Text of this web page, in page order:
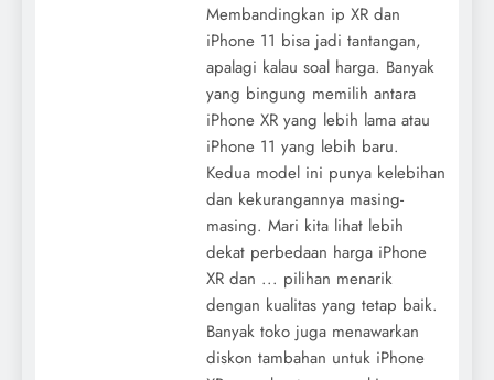
Membandingkan ip XR dan
iPhone 11 bisa jadi tantangan,
apalagi kalau soal harga. Banyak
yang bingung memilih antara
iPhone XR yang lebih lama atau
iPhone 11 yang lebih baru.
Kedua model ini punya kelebihan
dan kekurangannya masing-
masing. Mari kita lihat lebih
dekat perbedaan harga iPhone
XR dan ... pilihan menarik
dengan kualitas yang tetap baik.
Banyak toko juga menawarkan
diskon tambahan untuk iPhone